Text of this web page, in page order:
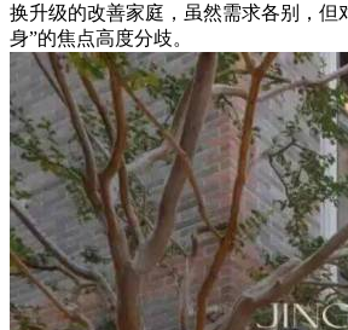
换升级的改善家庭，虽然需求各别，但
身”的焦点高度分歧。